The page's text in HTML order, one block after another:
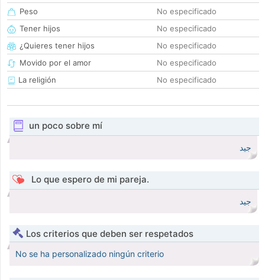
Peso
No especificado
Tener hijos
No especificado
¿Quieres tener hijos
No especificado
Movido por el amor
No especificado
La religión
No especificado
un poco sobre mí
جيد
Lo que espero de mi pareja.
جيد
Los criterios que deben ser respetados
No se ha personalizado ningún criterio